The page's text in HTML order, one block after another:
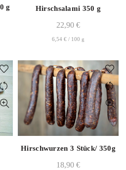
g Hirschsalami 350 g
22,90 €
6,54 € / 100 g
Hirschwurzen 3 Stück/ 350g
18,90 €